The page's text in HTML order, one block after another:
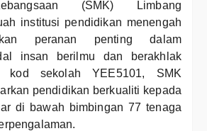
(SMK) Limbang
institusi pendidikan menengah
peranan penting dalam
insan berilmu dan berakhlak
kod sekolah YEE5101, SMK
pendidikan berkualiti kepada
di bawah bimbingan 77 tenaga